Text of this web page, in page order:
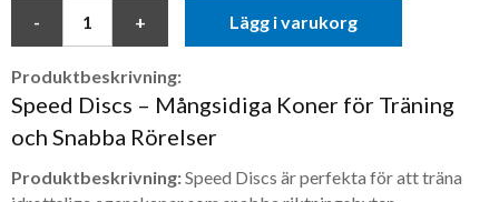
Lägg i varukorg
Produktbeskrivning:
Speed Discs – Mångsidiga Koner för Träning
och Snabba Rörelser
Produktbeskrivning:Speed Discs är perfekta för att träna